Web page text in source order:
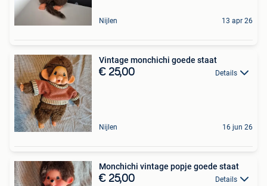
Nijlen 13 apr 26
Vintage monchichi goede staat
€ 25,00 Details
Nijlen 16 jun 26
Monchichi vintage popje goede staat
€ 25,00 Details